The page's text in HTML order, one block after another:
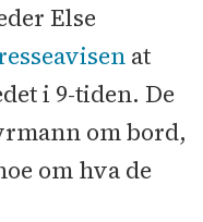
Else
at
i 9-tiden. De
om bord,
om hva de